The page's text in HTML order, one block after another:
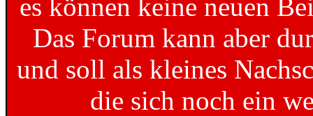
es können keine neuen
Das Forum kann aber
und soll als kleines
die sich noch ein